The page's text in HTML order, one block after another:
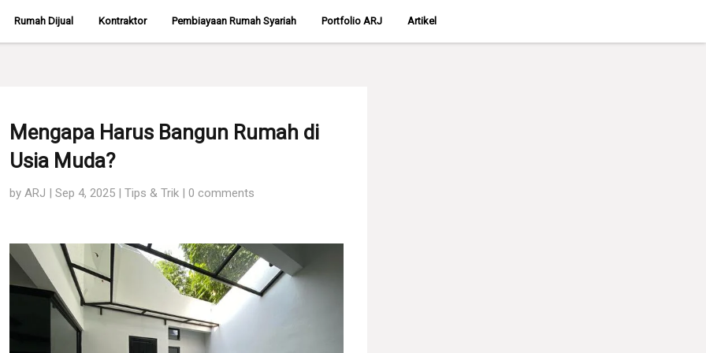
Rumah Dijual Kontraktor Pembiayaan Rumah Syariah Portfolio ARJ Artikel
Mengapa Harus Bangun Rumah di
Usia Muda?
byARJ |Sep 4, 2025 |Tips & Trik |0 comments